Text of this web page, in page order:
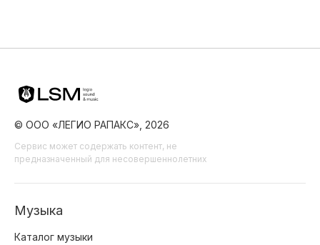
© ООО «ЛЕГИО РАПАКС», 2026
Сервис может содержать контент, не
предназначенный для несовершеннолетних
Музыка
Каталог музыки